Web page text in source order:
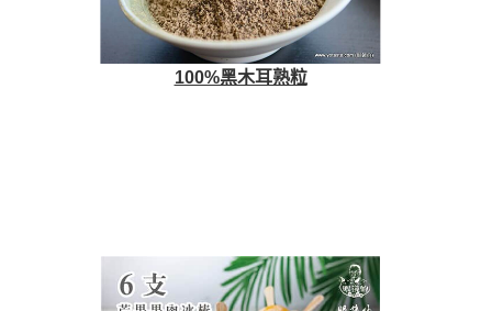
100%黑木耳熟粒